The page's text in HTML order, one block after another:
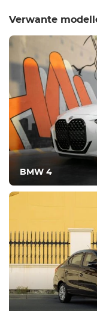
Verwante
BMW 4